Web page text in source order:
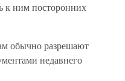
ним посторонних
обычно разрешают
недавнего